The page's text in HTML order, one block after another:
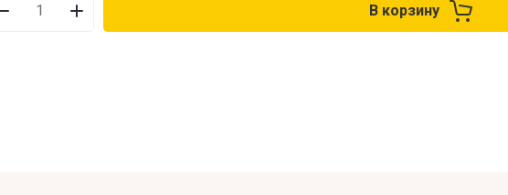
В наличии: В корзину